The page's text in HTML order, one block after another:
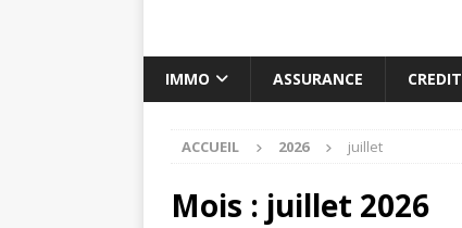
IMMO ASSURANCE CREDIT
ACCUEIL 2026 juillet
Mois : juillet 2026